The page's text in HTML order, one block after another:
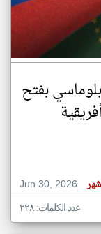
بفتح
Jun 30, 2026
عدد الكلمات: ٢٢٨